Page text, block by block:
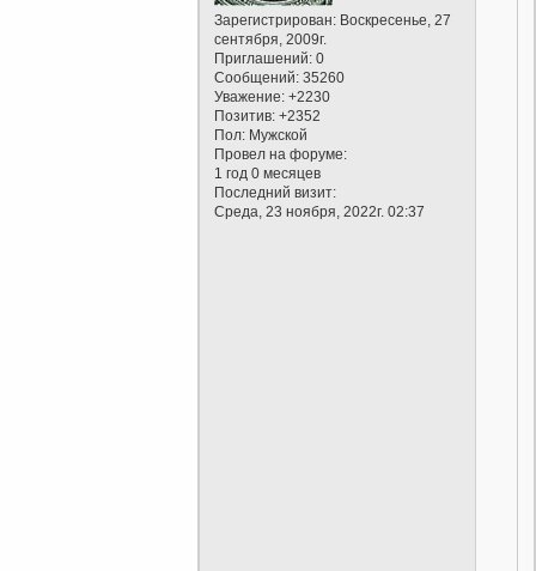
Зарегистрирован: Воскресенье, 27
сентября, 2009г.
Приглашений: 0
Сообщений: 35260
Уважение: +2230
Позитив: +2352
Пол: Мужской
Провел на форуме:
1 год 0 месяцев
Последний визит:
Среда, 23 ноября, 2022г. 02:37